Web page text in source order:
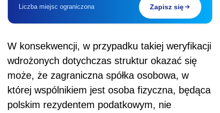
Liczba miejsc ograniczona Zapisz się
W konsekwencji, w przypadku takiej weryfikacji
wdrożonych dotychczas struktur okazać się
może, że zagraniczna spółka osobowa, w
której wspólnikiem jest osoba fizyczna, będąca
polskim rezydentem podatkowym, nie